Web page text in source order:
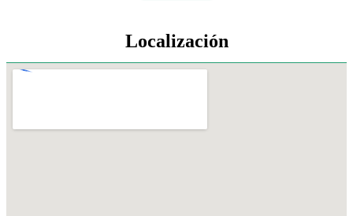
Localización